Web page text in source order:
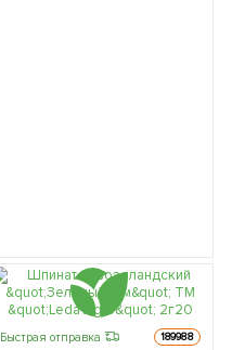
Быстрая отправка 189988